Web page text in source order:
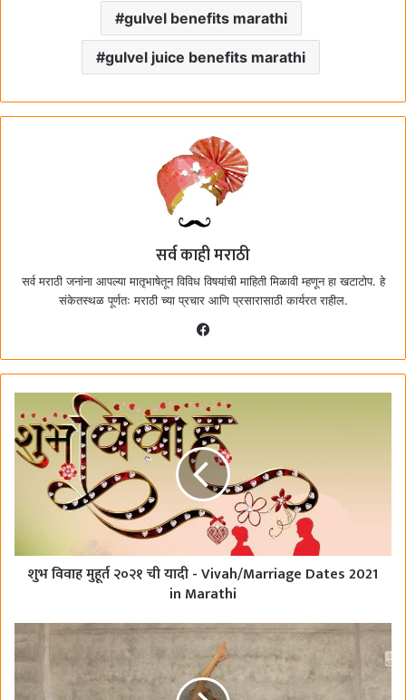
gulvel benefits marathi
gulvel juice benefits marathi
सर्व काही मराठी
सर्व मराठी जनांना आपल्या मातृभाषेतून विविध विषयांची माहिती मिळावी म्हणून हा खटाटोप. हे
संकेतस्थळ पूर्णतः मराठी च्या प्रचार आणि प्रसारासाठी कार्यरत राहील.
c
e
b
o
o
k
शुभ विवाह मुहूर्त २०२१ ची यादी - Vivah/Marriage Dates 2021
in Marathi